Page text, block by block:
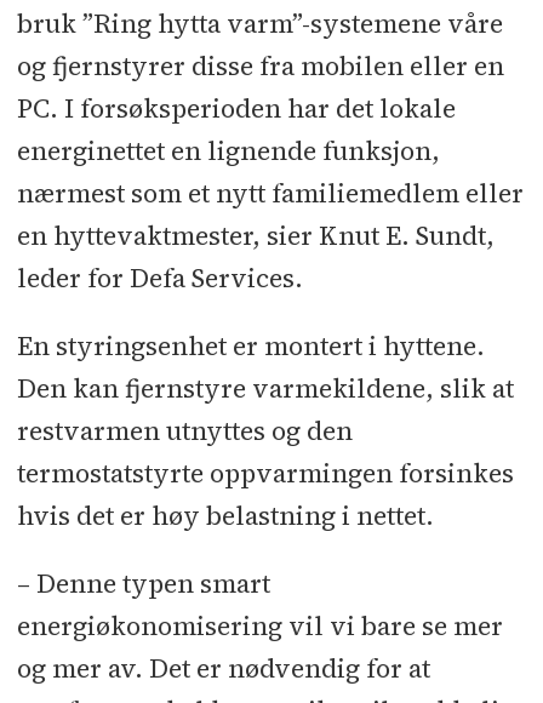
bruk ”Ring hytta varm”-systemene våre
og fjernstyrer disse fra mobilen eller en
PC. I forsøksperioden har det lokale
energinettet en lignende funksjon,
nærmest som et nytt familiemedlem eller
en hyttevaktmester, sier Knut E. Sundt,
leder for Defa Services.
En styringsenhet er montert i hyttene.
Den kan fjernstyre varmekildene, slik at
restvarmen utnyttes og den
termostatstyrte oppvarmingen forsinkes
hvis det er høy belastning i nettet.
– Denne typen smart
energiøkonomisering vil vi bare se mer
og mer av. Det er nødvendig for at